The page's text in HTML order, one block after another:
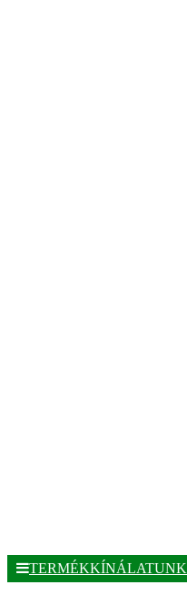
TERMÉKKÍNÁLATUNK